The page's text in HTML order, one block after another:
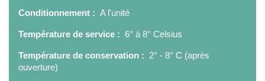
Conditionnement : A l'unité
Température de service : 6° à 8° Celsius
Température de conservation : 2° - 8° C (après
ouverture)